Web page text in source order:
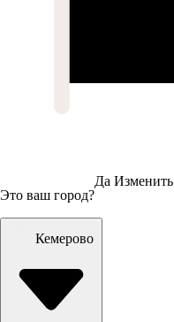
Это ваш город?
Да Изменить
Кемерово